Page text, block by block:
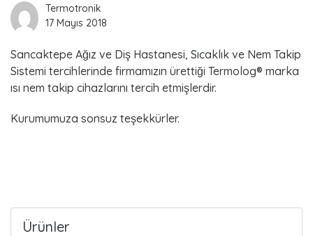
t
e
s
t
s
Termotronik
17 Mayıs 2018
Sancaktepe Ağız ve Diş Hastanesi, Sıcaklık ve Nem Takip
Sistemi tercihlerinde firmamızın ürettiği Termolog® marka
ısı nem takip cihazlarını tercih etmişlerdir.
Kurumumuza sonsuz teşekkürler.
Ürünler